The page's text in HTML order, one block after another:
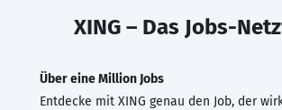
XING – Das Jobs-
Über eine Million Jobs
Entdecke mit XING genau den Job, der